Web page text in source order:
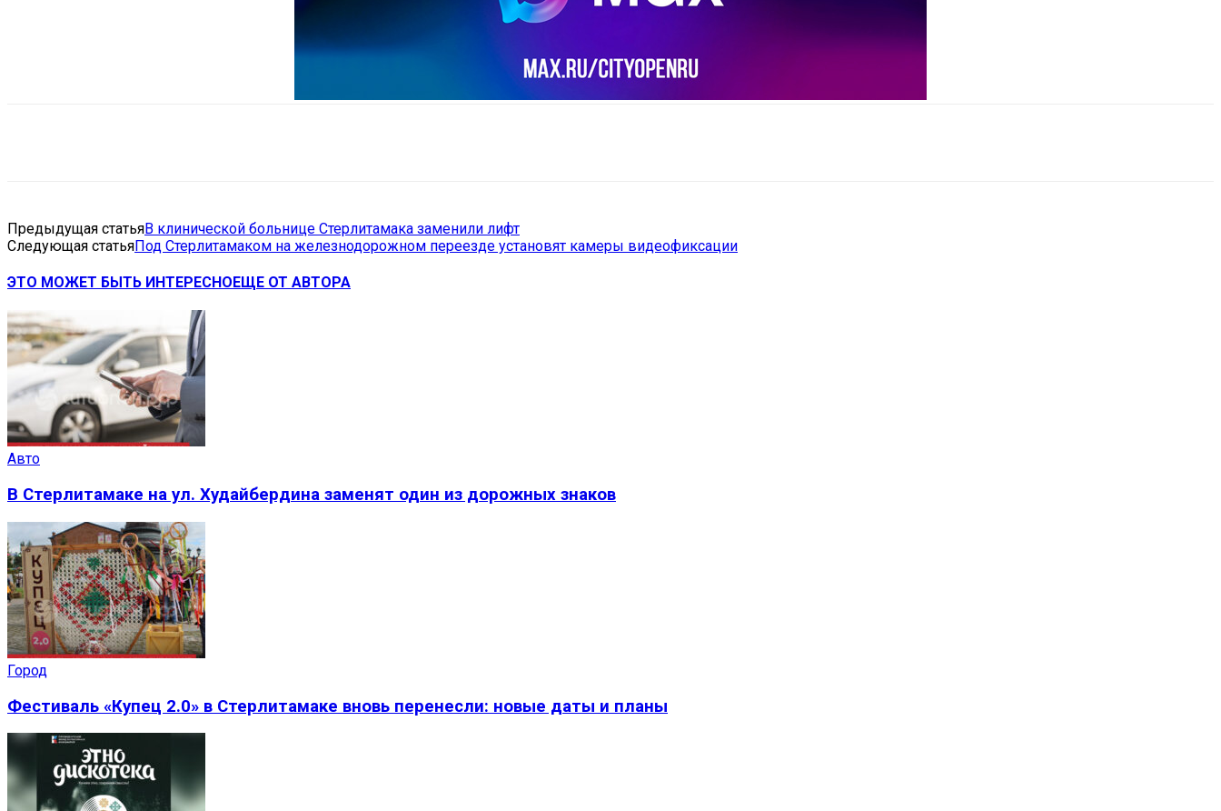
Предыдущая статьяВ клинической больнице Стерлитамака заменили лифт
Следующая статьяПод Стерлитамаком на железнодорожном переезде установят камеры видеофиксации
ЭТО МОЖЕТ БЫТЬ ИНТЕРЕСНОЕЩЕ ОТ АВТОРА
Авто
В Стерлитамаке на ул. Худайбердина заменят один из дорожных знаков
Город
Фестиваль «Купец 2.0» в Стерлитамаке вновь перенесли: новые даты и планы